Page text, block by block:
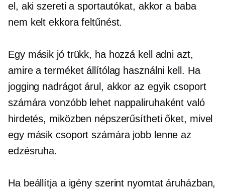
el, aki szereti a sportautókat, akkor a baba
nem kelt ekkora feltűnést.
Egy másik jó trükk, ha hozzá kell adni azt,
amire a terméket állítólag használni kell. Ha
jogging nadrágot árul, akkor az egyik csoport
számára vonzóbb lehet nappaliruhaként való
hirdetés, miközben népszerűsítheti őket, mivel
egy másik csoport számára jobb lenne az
edzésruha.
Ha beállítja a igény szerint nyomtatáruházban,